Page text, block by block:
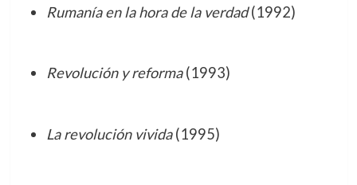
Rumanía en la hora de la verdad(1992)
Revolución y reforma(1993)
La revolución vivida(1995)